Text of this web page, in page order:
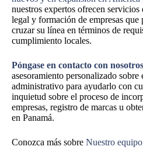
nuestros expertos ofrecen servicios
legal y formación de empresas que
cruzar su línea en términos de
cumplimiento locales.
Póngase en contacto con nosotros
asesoramiento personalizado
administrativo para ayudarlo con
inquietud sobre el proceso de
empresas, registro de marcas u
en Panamá.
Conozca más sobre Nuestro